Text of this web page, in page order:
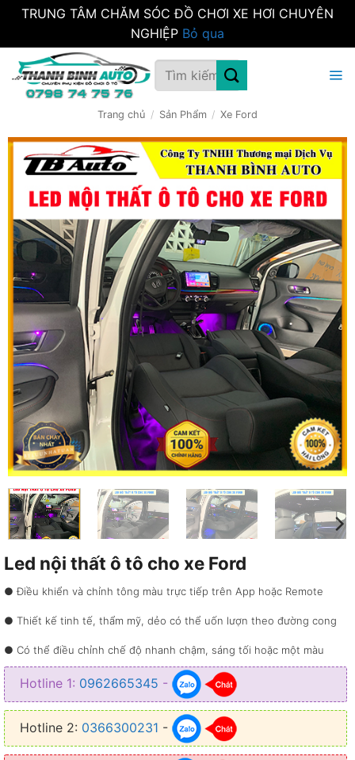
TRUNG TÂM CHĂM SÓC ĐỒ CHƠI XE HƠI CHUYÊN
NGHIỆP Bỏ qua
qua
Tìm
kiếm:
Trang chủ / Sản Phẩm / Xe Ford
Led nội thất ô tô cho xe Ford
● Điều khiển và chỉnh tông màu trực tiếp trên App hoặc Remote
● Thiết kế tinh tế, thẩm mỹ, dẻo có thể uốn lượn theo đường cong
● Có thể điều chỉnh chế độ nhanh chậm, sáng tối hoặc một màu
● Làm tăng vẻ đẹp giúp xe thu hút hơn, tạo không gian lung linh
● Giúp người ngồi bên trong xe thoải mái và thư giãn hơn
● Có khả năng chống nước và tản sáng tốt, tiết kiệm điện năng
Hotline 1: 0962665345 -
Hotline 2: 0366300231 -